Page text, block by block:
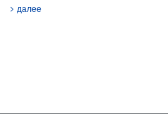
далее